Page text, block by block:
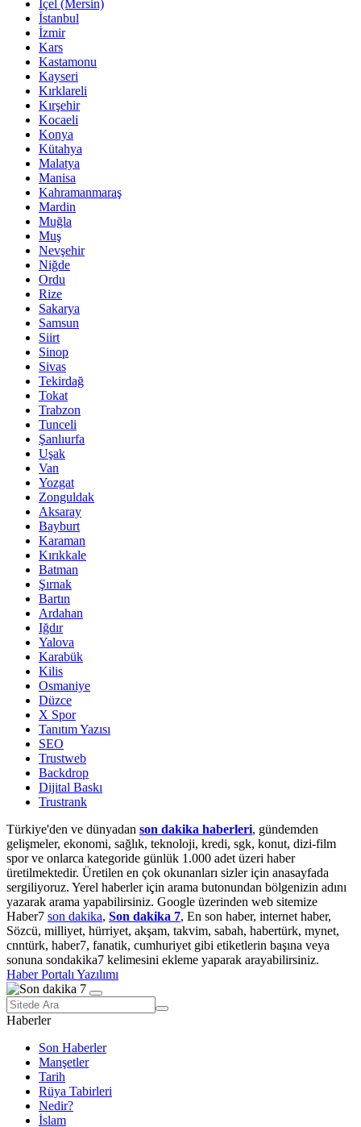
İçel (Mersin)
İstanbul
İzmir
Kars
Kastamonu
Kayseri
Kırklareli
Kırşehir
Kocaeli
Konya
Kütahya
Malatya
Manisa
Kahramanmaraş
Mardin
Muğla
Muş
Nevşehir
Niğde
Ordu
Rize
Sakarya
Samsun
Siirt
Sinop
Sivas
Tekirdağ
Tokat
Trabzon
Tunceli
Şanlıurfa
Uşak
Van
Yozgat
Zonguldak
Aksaray
Bayburt
Karaman
Kırıkkale
Batman
Şırnak
Bartın
Ardahan
Iğdır
Yalova
Karabük
Kilis
Osmaniye
Düzce
X Spor
Tanıtım Yazısı
SEO
Trustweb
Backdrop
Dijital Baskı
Trustrank
Türkiye'den ve dünyadan son dakika haberleri, gündemden
gelişmeler, ekonomi, sağlık, teknoloji, kredi, sgk, konut, dizi-film
spor ve onlarca kategoride günlük 1.000 adet üzeri haber
üretilmektedir. Üretilen en çok okunanları sizler için anasayfada
sergiliyoruz. Yerel haberler için arama butonundan bölgenizin adını
yazarak arama yapabilirsiniz. Google üzerinden web sitemize
Haber7 son dakika, Son dakika 7, En son haber, internet haber,
Sözcü, milliyet, hürriyet, akşam, takvim, sabah, habertürk, mynet,
cnntürk, haber7, fanatik, cumhuriyet gibi etiketlerin başına veya
sonuna sondakika7 kelimesini ekleme yaparak arayabilirsiniz.
Haber Portalı Yazılımı
Haberler
Son Haberler
Manşetler
Tarih
Rüya Tabirleri
Nedir?
İslam